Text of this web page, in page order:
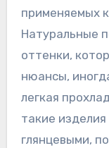
применяемых
Натуральные
оттенки,
нюансы,
легкая
такие
глянцевыми,